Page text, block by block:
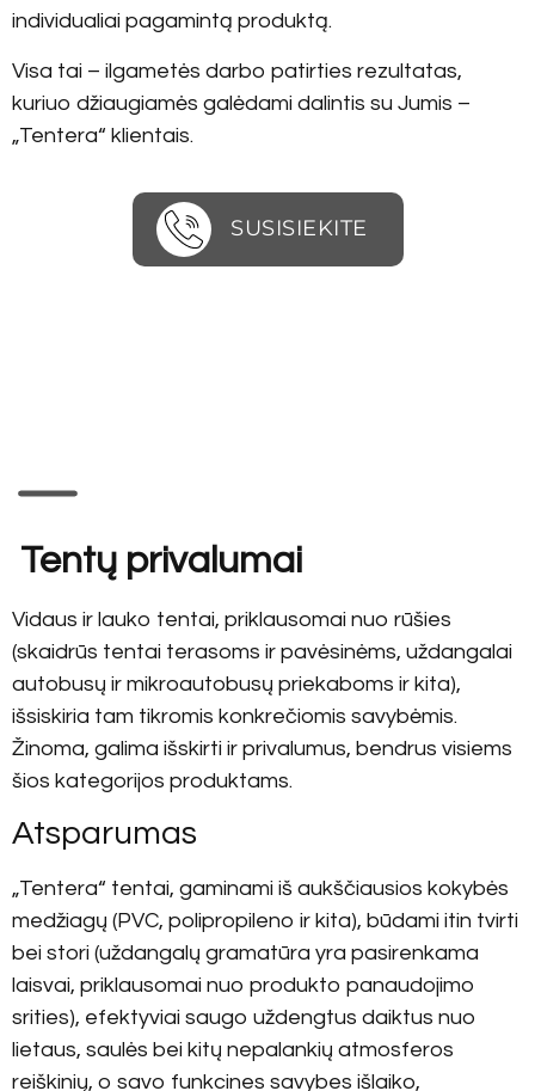
individualiai pagamintą produktą.
Visa tai – ilgametės darbo patirties rezultatas,
kuriuo džiaugiamės galėdami dalintis su Jumis –
„Tentera“ klientais.
SUSISIEKITE
Tentų privalumai
Vidaus ir lauko tentai, priklausomai nuo rūšies
(skaidrūs tentai terasoms ir pavėsinėms, uždangalai
autobusų ir mikroautobusų priekaboms ir kita),
išsiskiria tam tikromis konkrečiomis savybėmis.
Žinoma, galima išskirti ir privalumus, bendrus visiems
šios kategorijos produktams.
Atsparumas
„Tentera“ tentai, gaminami iš aukščiausios kokybės
medžiagų (PVC, polipropileno ir kita), būdami itin tvirti
bei stori (uždangalų gramatūra yra pasirenkama
laisvai, priklausomai nuo produkto panaudojimo
srities), efektyviai saugo uždengtus daiktus nuo
lietaus, saulės bei kitų nepalankių atmosferos
reiškinių, o savo funkcines savybes išlaiko,